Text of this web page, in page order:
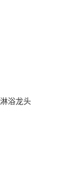
淋浴龙头